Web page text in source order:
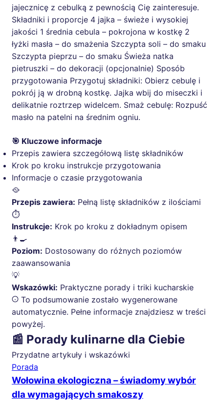
jajecznicę z cebulką z pewnością Cię zainteresuje.
Składniki i proporcje 4 jajka – świeże i wysokiej
jakości 1 średnia cebula – pokrojona w kostkę 2
łyżki masła – do smażenia Szczypta soli – do smaku
Szczypta pieprzu – do smaku Świeża natka
pietruszki – do dekoracji (opcjonalnie) Sposób
przygotowania Przygotuj składniki: Obierz cebulę i
pokrój ją w drobną kostkę. Jajka wbij do miseczki i
delikatnie roztrzep widelcem. Smaż cebulę: Rozpuść
masło na patelni na średnim ogniu.
🎯 Kluczowe informacje
Przepis zawiera szczegółową listę składników
Krok po kroku instrukcje przygotowania
Informacje o czasie przygotowania
🥘
Przepis zawiera: Pełną listę składników z ilościami
⏱️
Instrukcje: Krok po kroku z dokładnym opisem
👨‍🍳
Poziom: Dostosowany do różnych poziomów
zaawansowania
💡
Wskazówki: Praktyczne porady i triki kucharskie
To podsumowanie zostało wygenerowane
automatycznie. Pełne informacje znajdziesz w treści
powyżej.
📰 Porady kulinarne dla Ciebie
Przydatne artykuły i wskazówki
Porada
Wołowina ekologiczna – świadomy wybór
dla wymagających smakoszy